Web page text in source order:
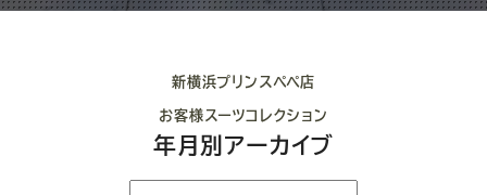
新横浜プリンスペペ店
お客様スーツコレクション
年月別アーカイブ